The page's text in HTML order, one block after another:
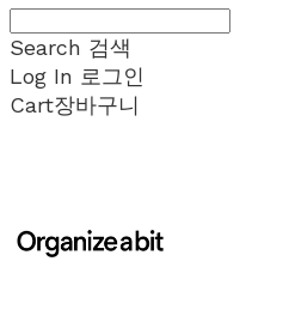
Search 검색
Log In 로그인
Cart장바구니